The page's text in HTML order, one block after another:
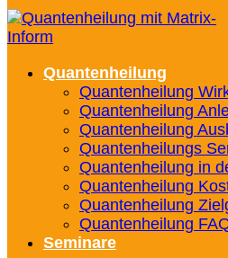
Quantenheilung
Quantenheilung
Quantenheilung
Quantenheilung
Quantenheilungs
Quantenheilung in
Quantenheilung
Quantenheilung
Quantenheilung
Seminare